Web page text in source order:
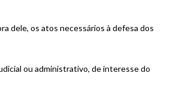
dele, os atos necessários à defesa dos
ou administrativo, de interesse do